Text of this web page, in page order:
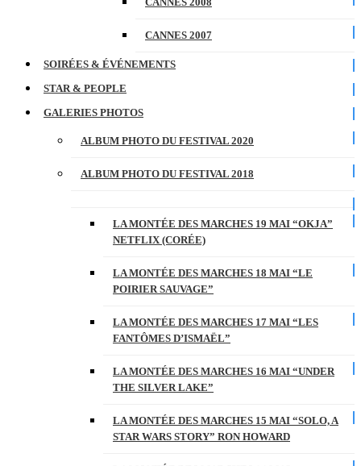
CANNES 2007
SOIRÉES & ÉVÉNEMENTS
STAR & PEOPLE
GALERIES PHOTOS
ALBUM PHOTO DU FESTIVAL 2020
ALBUM PHOTO DU FESTIVAL 2018
LA MONTÉE DES MARCHES 19 MAI “OKJA”
NETFLIX (CORÉE)
LA MONTÉE DES MARCHES 18 MAI “LE
POIRIER SAUVAGE”
LA MONTÉE DES MARCHES 17 MAI “LES
FANTÔMES D’ISMAËL”
LA MONTÉE DES MARCHES 16 MAI “UNDER
THE SILVER LAKE”
LA MONTÉE DES MARCHES 15 MAI “SOLO, A
STAR WARS STORY” RON HOWARD